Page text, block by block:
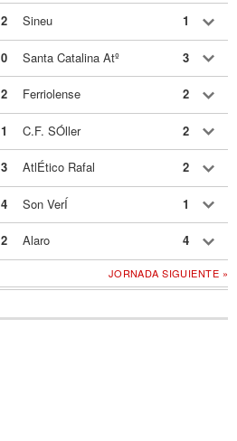
2 Sineu 1
0 Santa Catalina Atº 3
2 Ferriolense 2
1 C.F. SÓller 2
3 AtlÉtico Rafal 2
4 Son VerÍ 1
2 Alaro 4
JORNADA SIGUIENTE »